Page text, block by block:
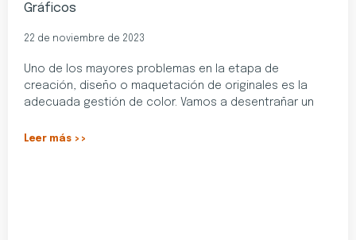
Gráficos
22 de noviembre de 2023
Uno de los mayores problemas en la etapa de
creación, diseño o maquetación de originales es la
adecuada gestión de color. Vamos a desentrañar un
Leer más >>